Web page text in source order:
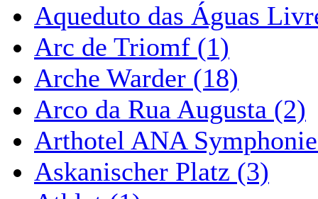
Aqueduto das Águas
Arc de Triomf (1)
Arche Warder (18)
Arco da Rua Augusta (2)
Arthotel ANA
Askanischer Platz (3)